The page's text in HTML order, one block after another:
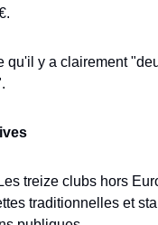
qu'il y a clairement
treize clubs hors
traditionnelles et